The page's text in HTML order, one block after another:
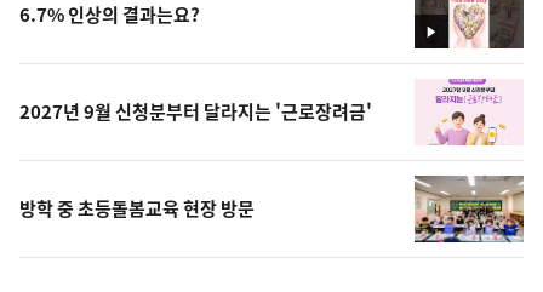
영
상
6.7% 인상의 결과는요?
2027년 9월 신청분부터 달라지는 '근로장려금'
방학 중 초등돌봄교육 현장 방문